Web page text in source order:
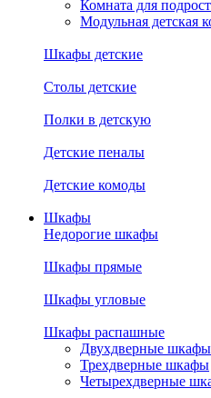
Комната для
Модульная детская
Шкафы детские
Столы детские
Полки в детскую
Детские пеналы
Детские комоды
Шкафы
Недорогие шкафы
Шкафы прямые
Шкафы угловые
Шкафы распашные
Двухдверные шкафы
Трехдверные шкафы
Четырехдверные